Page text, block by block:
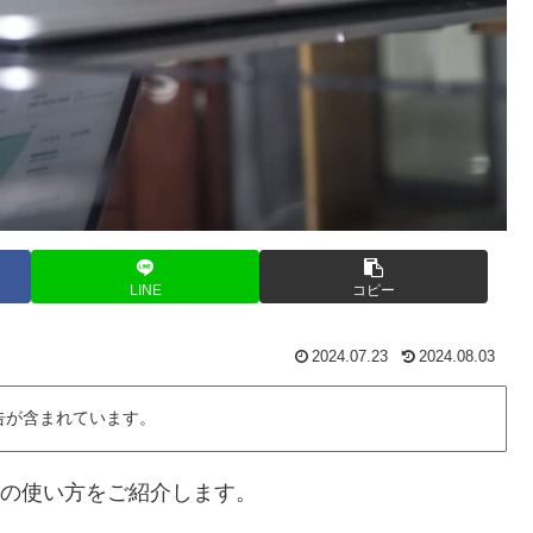
LINE コピー
2024.07.23 2024.08.03
含まれています。
使い方をご紹介します。